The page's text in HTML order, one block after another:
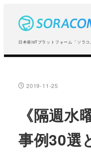
コ
日本発IoTプラットフォーム「ソラ
投稿日
2019-11-25
《隔週水
事例30選